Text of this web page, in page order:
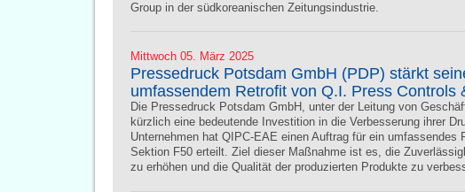
Group in der südkoreanischen Zeitungsindustrie.
Mittwoch 05. März 2025
Pressedruck Potsdam GmbH (PDP) stärkt
umfassendem Retrofit von Q.I. Press Controls
Die Pressedruck Potsdam GmbH, unter der Leitung von
kürzlich eine bedeutende Investition in die Verbesserung ihrer
Unternehmen hat QIPC-EAE einen Auftrag für ein umfassendes
Sektion F50 erteilt. Ziel dieser Maßnahme ist es, die
zu erhöhen und die Qualität der produzierten Produkte zu